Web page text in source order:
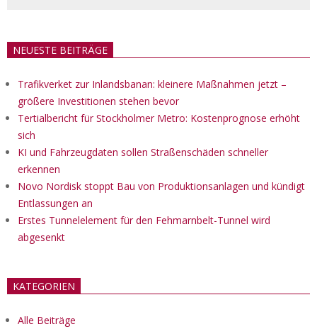
NEUESTE BEITRÄGE
Trafikverket zur Inlandsbanan: kleinere Maßnahmen jetzt –
größere Investitionen stehen bevor
Tertialbericht für Stockholmer Metro: Kostenprognose erhöht
sich
KI und Fahrzeugdaten sollen Straßenschäden schneller
erkennen
Novo Nordisk stoppt Bau von Produktionsanlagen und kündigt
Entlassungen an
Erstes Tunnelelement für den Fehmarnbelt-Tunnel wird
abgesenkt
KATEGORIEN
Alle Beiträge